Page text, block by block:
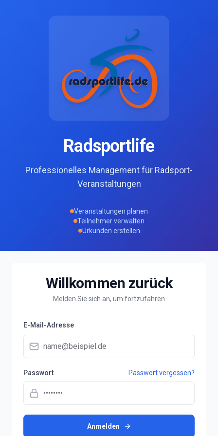
Radsportlife
Professionelles Management für Radsport-
Veranstaltungen
Veranstaltungen planen
Teilnehmer verwalten
Urkunden erstellen
Willkommen zurück
Melden Sie sich an, um fortzufahren
E-Mail-Adresse
Passwort Passwort vergessen?
Anmelden